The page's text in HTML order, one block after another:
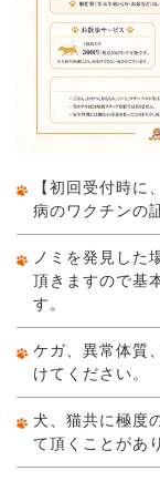
【初回受付時
病のワクチンの
ノミを発見した
頂きますので基
す。
ケガ、異常体質
けてください。
犬、猫共に極度
て頂くことがあ